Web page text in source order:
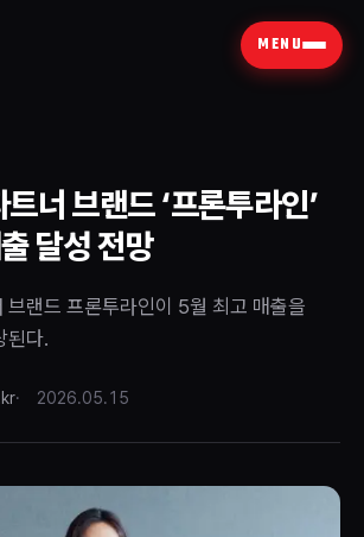
MENU
너 브랜드 ‘프론투라인’
달성 전망
브랜드 프론투라인이 5월 최고 매출을
된다.
2026.05.15